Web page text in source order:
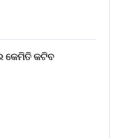
କେମିତି କଟିବ